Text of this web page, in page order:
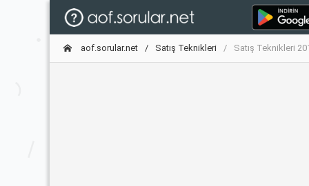
aof.sorular.net Satış Teknikleri Satış Teknikleri